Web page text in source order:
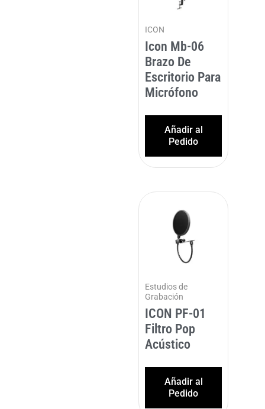
ICON
Icon Mb-06
Brazo De
Escritorio Para
Micrófono
Añadir al
Pedido
Estudios de
Grabación
ICON PF-01
Filtro Pop
Acústico
Añadir al
Pedido